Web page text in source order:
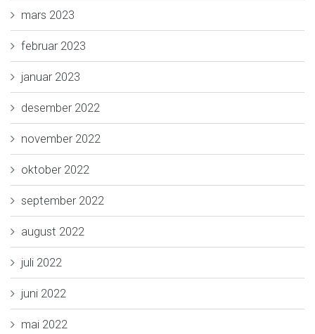
mars 2023
februar 2023
januar 2023
desember 2022
november 2022
oktober 2022
september 2022
august 2022
juli 2022
juni 2022
mai 2022